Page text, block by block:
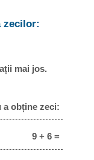
zecilor:
mai jos.
a obține zeci:
9 + 6 =